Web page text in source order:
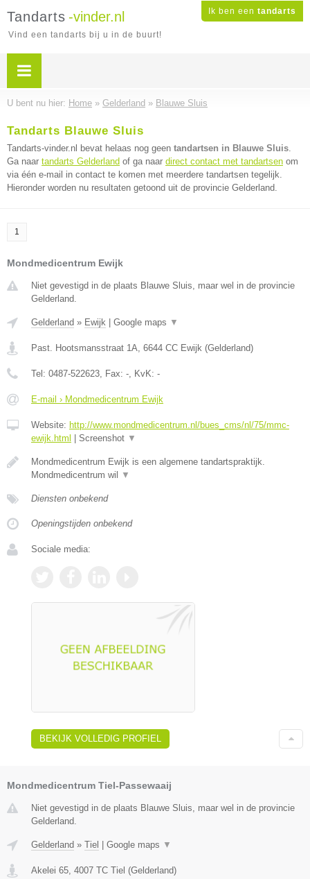
Ik ben een tandarts
Tandarts -vinder.nl
Vind een tandarts bij u in de buurt!
U bent nu hier: Home » Gelderland » Blauwe Sluis
Tandarts Blauwe Sluis
Tandarts-vinder.nl bevat helaas nog geen tandartsen in Blauwe Sluis.
Ga naar tandarts Gelderland of ga naar direct contact met tandartsen om
via één e-mail in contact te komen met meerdere tandartsen tegelijk.
Hieronder worden nu resultaten getoond uit de provincie Gelderland.
1
Mondmedicentrum Ewijk
Niet gevestigd in de plaats Blauwe Sluis, maar wel in de provincie
Gelderland.
Gelderland » Ewijk Google maps ▼
Past. Hootsmansstraat 1A, 6644 CC Ewijk (Gelderland)
Tel: 0487-522623, Fax: -, KvK: -
E-mail › Mondmedicentrum Ewijk
Website: http://www.mondmedicentrum.nl/bues_cms/nl/75/mmc-
ewijk.html
Screenshot ▼
Mondmedicentrum Ewijk is een algemene tandartspraktijk.
Mondmedicentrum wil
▼
Diensten onbekend
Openingstijden onbekend
Sociale media:
BEKIJK VOLLEDIG PROFIEL
Mondmedicentrum Tiel-Passewaaij
Niet gevestigd in de plaats Blauwe Sluis, maar wel in de provincie
Gelderland.
Gelderland » Tiel | Google maps ▼
Akelei 65 4007 TC Tiel (Gelderland)